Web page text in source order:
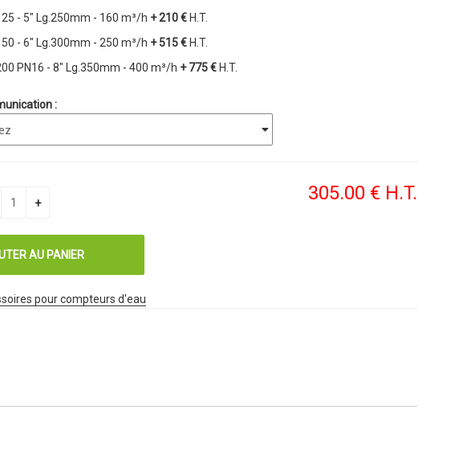
- 5" Lg.250mm - 160 m³/h + 210 € H.T.
- 6" Lg.300mm - 250 m³/h + 515 € H.T.
PN16 - 8" Lg.350mm - 400 m³/h + 775 € H.T.
:
305.00 € H.T.
pour compteurs d'eau